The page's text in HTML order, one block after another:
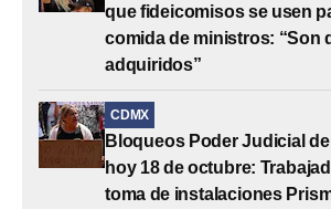
que fideicomisos se usen
comida de ministros: “Son
adquiridos”
CDMX
Bloqueos Poder Judicial
hoy 18 de octubre:
toma de instalaciones